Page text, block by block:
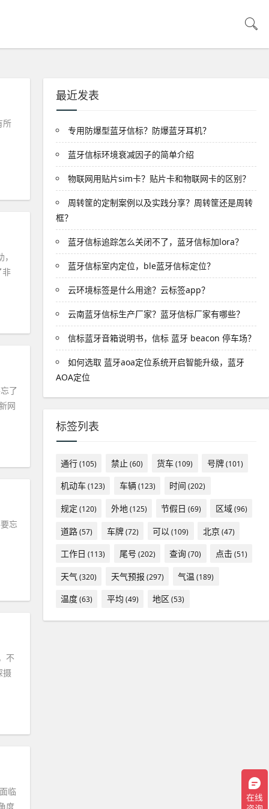
所
非
了
网
忘
不
摄
临
度
最近发表
专用防爆型蓝牙信标？防爆蓝牙耳机？
蓝牙信标环境衰减因子的简单介绍
物联网用贴片sim卡？贴片卡和物联网卡的区别？
周转筐的定制案例以及实践分享？周转筐还是周转
框？
蓝牙信标追踪怎么关闭不了，蓝牙信标加lora？
蓝牙信标室内定位，ble蓝牙信标定位？
云环境标签是什么用途？云标签app？
云南蓝牙信标生产厂家？蓝牙信标厂家有哪些？
信标蓝牙音箱说明书，信标 蓝牙 beacon 停车场？
如何选取 蓝牙aoa定位系统开启智能升级，蓝牙
AOA定位
标签列表
通行(105) 禁止 (60) 货车(109) 号牌(101)
机动车(123) 车辆(123) 时间 (202)
规定 (120) 外地(125) 节假日 (69) 区域(96)
道路(57) 车牌(72) 可以 (109) 北京(47)
工作日 (113) 尾号 (202) 查询(70) 点击(51)
天气 (320) 天气预报 (297) 气温 (189)
温度(63) 平均 (49) 地区 (53)